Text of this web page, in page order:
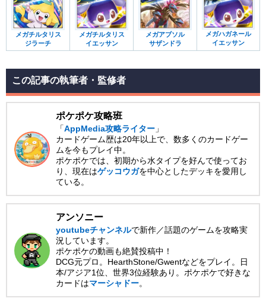
メガチルタリス
ジラーチ
メガチルタリス
イエッサン
メガアブソル
サザンドラ
メガハガネール
イエッサン
この記事の執筆者・監修者
ポケポケ攻略班
「AppMedia攻略ライター 」
カードゲーム歴は20年以上で、数多くのカードゲー
ムを今もプレイ中。
ポケポケでは、初期から水タイプを好んで使ってお
り、現在はゲッコウガを中心としたデッキを愛用し
ている。
アンソニー
youtubeチャンネルで新作／話題のゲームを攻略実
況しています。
ポケポケの動画も絶賛投稿中！
DCG元プロ。HearthStone/Gwentなどをプレイ。日
本/アジア1位、世界3位経験あり。ポケポケで好きな
カードはマーシャドー。